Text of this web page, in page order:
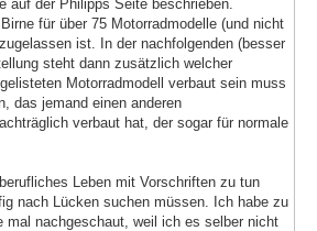
auf der Philipps Seite beschrieben.
für über 75 Motorradmodelle (und nicht
ist. In der nachfolgenden (besser
steht dann zusätzlich welcher
Motorradmodell verbaut sein muss
das jemand einen anderen
verbaut hat, der sogar für normale
Leben mit Vorschriften zu tun
nach Lücken suchen müssen. Ich habe zu
mal nachgeschaut, weil ich es selber nicht